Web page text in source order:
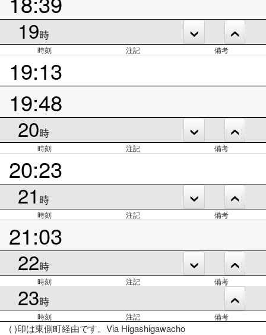
19時
時刻 注記 備考
19:13
19:48
20時
時刻 注記 備考
20:23
21 時
時刻 注記 備考
21:03
22時
時刻 注記 備考
23時
時刻 注記 備考
( )印は東側町経由です。Via Higashigawacho